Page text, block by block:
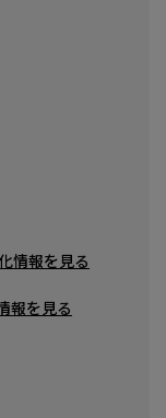
情報を見る
報を見る